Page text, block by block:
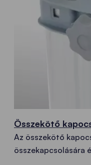
Összekötő
Az összekötő
összekapcsolására